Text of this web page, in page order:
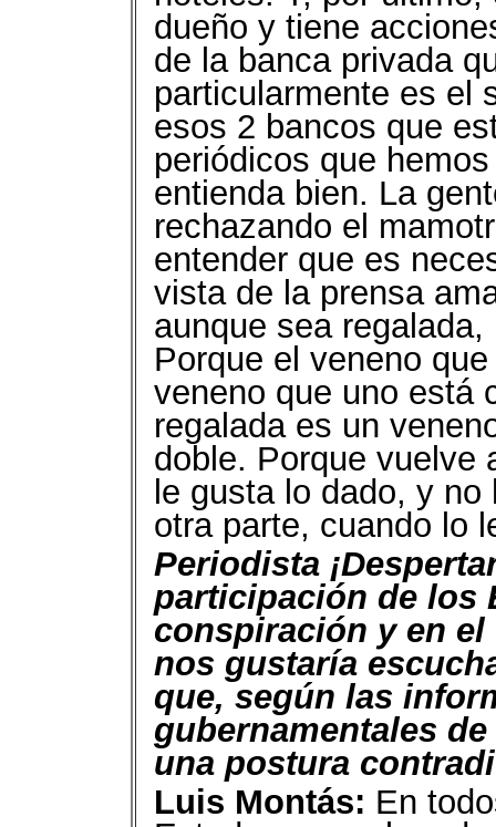
dueño y tiene
de la banca privada
particularmente es el
esos 2 bancos que
periódicos que
entienda bien. La
rechazando el
entender que es
vista de la prensa
aunque sea
Porque el veneno
veneno que uno está
regalada es un
doble. Porque vuelve
le gusta lo dado, y
otra parte, cuando lo
Periodista
participación de los
conspiración y en el
nos gustaría
que, según las
gubernamentales
una postura
Luis Montás: En